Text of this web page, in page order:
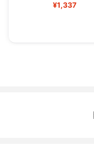
¥1,337